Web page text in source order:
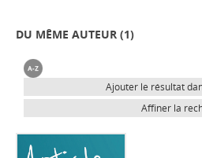
DU MÊME AUTEUR (1)
Ajouter le résultat
Affiner la